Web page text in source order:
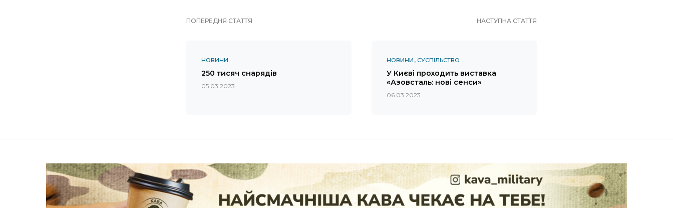
ПОПЕРЕДНЯ СТАТТЯ
НОВИНИ
250 тисяч снарядів
05.03.2023
НАСТУПНА СТАТТЯ
НОВИНИ СУСПІЛЬСТВО
У Києві проходить виставка
«Азовсталь: нові сенси»
06.03.2023